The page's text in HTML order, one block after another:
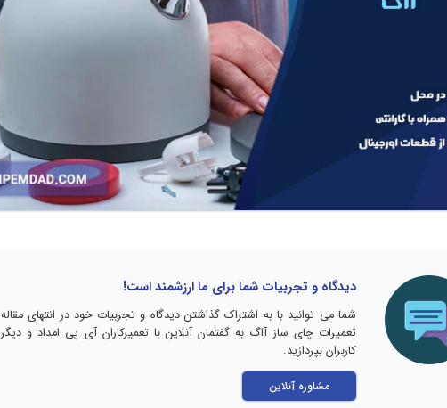
دیدگاه و تجربیات شما برای ما ارزشمند است!
شما می توانید با به اشتراک گذاشتن دیدگاه و تجربیات خود در انتهای مقاله
تعمیرات چای ساز آاگ به گفتمان آنلاین با تعمیرکاران آی پی امداد و دیگر
کاربران بپردازید.
مشاوره آنلاین